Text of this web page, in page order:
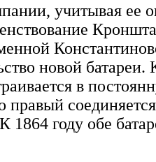
учитывая ее
новой батареи.
в
правый
1864 году обе